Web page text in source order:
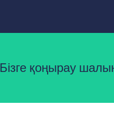
Бізге қоңырау